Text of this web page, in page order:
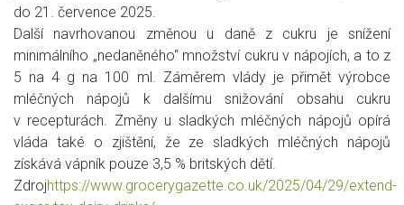
do 21. července 2025.
Další navrhovanou změnou u daně z cukru je snížení
minimálního „nedaněného“ množství cukru v nápojích, a to z
5 na 4 g na 100 ml. Záměrem vlády je přimět výrobce
mléčných nápojů k dalšímu snižování obsahu cukru
v recepturách. Změny u sladkých mléčných nápojů opírá
vláda také o zjištění, že ze sladkých mléčných nápojů
získává vápník pouze 3,5 % britských dětí.
Zdrojhttps://www.grocerygazette.co.uk/2025/04/29/extend-